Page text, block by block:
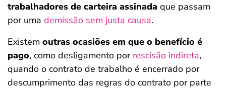
trabalhadores de carteira assinada que passam
por uma demissão sem justa causa.
Existem outras ocasiões em que o benefício é
pago, como desligamento por rescisão indireta,
quando o contrato de trabalho é encerrado por
descumprimento das regras do contrato por parte